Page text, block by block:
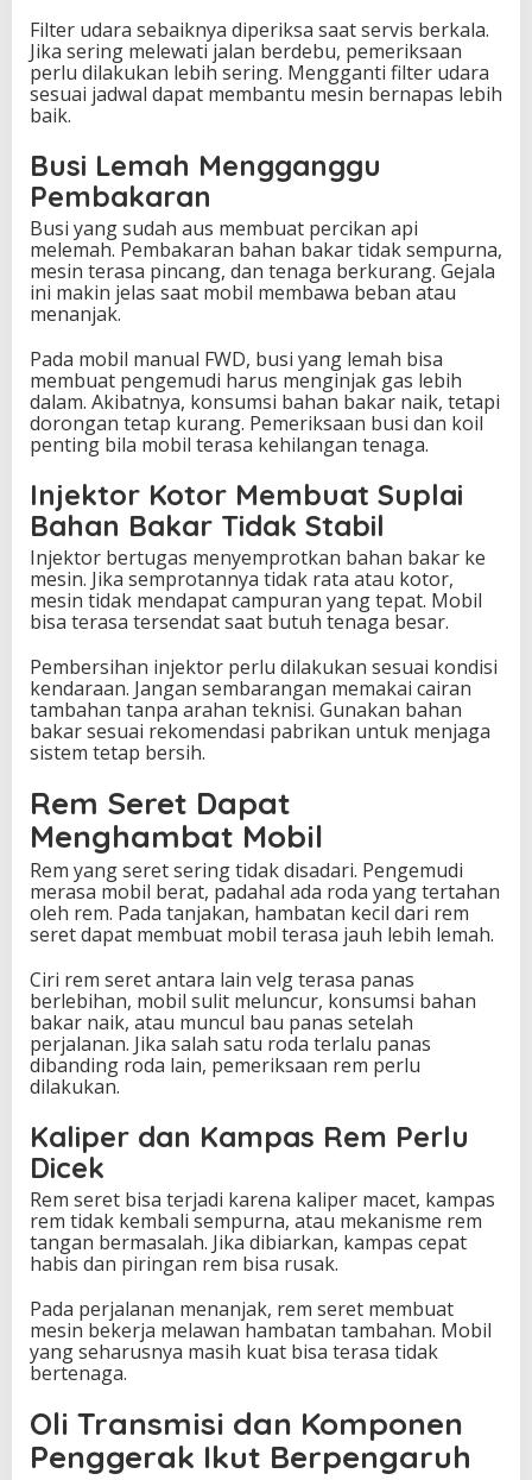
Filter udara sebaiknya diperiksa saat servis berkala.
Jika sering melewati jalan berdebu, pemeriksaan
perlu dilakukan lebih sering. Mengganti filter udara
sesuai jadwal dapat membantu mesin bernapas lebih
baik.
Busi Lemah Mengganggu
Pembakaran
Busi yang sudah aus membuat percikan api
melemah. Pembakaran bahan bakar tidak sempurna,
mesin terasa pincang, dan tenaga berkurang. Gejala
ini makin jelas saat mobil membawa beban atau
menanjak.
Pada mobil manual FWD, busi yang lemah bisa
membuat pengemudi harus menginjak gas lebih
dalam. Akibatnya, konsumsi bahan bakar naik, tetapi
dorongan tetap kurang. Pemeriksaan busi dan koil
penting bila mobil terasa kehilangan tenaga.
Injektor Kotor Membuat Suplai
Bahan Bakar Tidak Stabil
Injektor bertugas menyemprotkan bahan bakar ke
mesin. Jika semprotannya tidak rata atau kotor,
mesin tidak mendapat campuran yang tepat. Mobil
bisa terasa tersendat saat butuh tenaga besar.
Pembersihan injektor perlu dilakukan sesuai kondisi
kendaraan. Jangan sembarangan memakai cairan
tambahan tanpa arahan teknisi. Gunakan bahan
bakar sesuai rekomendasi pabrikan untuk menjaga
sistem tetap bersih.
Rem Seret Dapat
Menghambat Mobil
Rem yang seret sering tidak disadari. Pengemudi
merasa mobil berat, padahal ada roda yang tertahan
oleh rem. Pada tanjakan, hambatan kecil dari rem
seret dapat membuat mobil terasa jauh lebih lemah.
Ciri rem seret antara lain velg terasa panas
berlebihan, mobil sulit meluncur, konsumsi bahan
bakar naik, atau muncul bau panas setelah
perjalanan. Jika salah satu roda terlalu panas
dibanding roda lain, pemeriksaan rem perlu
dilakukan.
Kaliper dan Kampas Rem Perlu
Dicek
Rem seret bisa terjadi karena kaliper macet, kampas
rem tidak kembali sempurna, atau mekanisme rem
tangan bermasalah. Jika dibiarkan, kampas cepat
habis dan piringan rem bisa rusak.
Pada perjalanan menanjak, rem seret membuat
mesin bekerja melawan hambatan tambahan. Mobil
yang seharusnya masih kuat bisa terasa tidak
bertenaga.
Oli Transmisi dan Komponen
Penggerak Ikut Berpengaruh